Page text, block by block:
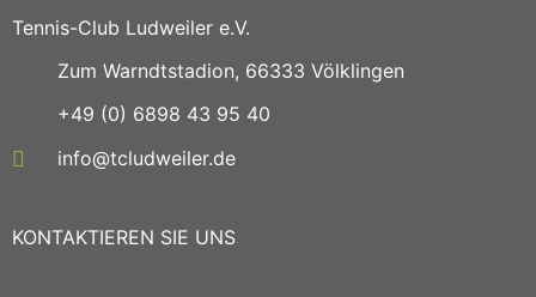
Tennis-Club Ludweiler e.V.
Zum Warndtstadion, 66333 Völklingen
+49 (0) 6898 43 95 40
info@tcludweiler.de
KONTAKTIEREN SIE UNS